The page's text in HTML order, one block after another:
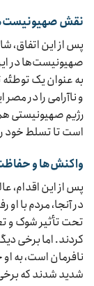
نقش
پس از این اتفاق،
صهیونیست‌ها در
به عنوان یک
و ناآرامی را در
رژیم صهیونیستی
است تا تسلط خود
واکنش‌ها و حفاظت
پس از این اقدام،
در آنجا، مردم با
تحت تأثیر شوک و
کردند. اما برخی
نافرمان است، به
شدید شدند که برخی